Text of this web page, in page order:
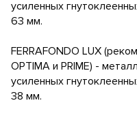
усиленных
63 мм.
FERRAFONDO LUX
OPTIMA и PRIME) -
усиленных
38 мм.